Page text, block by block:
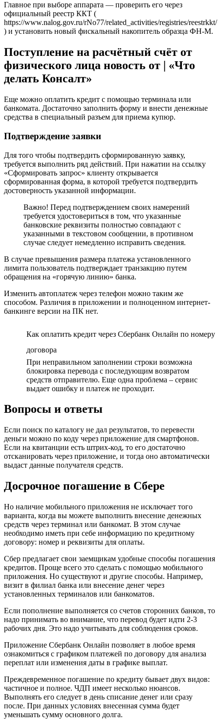
Главное при выборе аппарата — проверить его через
официальный реестр ККТ (
https://www.nalog.gov.ru/rNo77/related_activities/registries/reestrkkt/
) и установить новый фискальный накопитель образца ФН-М.
Поступление на расчётный счёт от
физического лица новость от | «Что
делать Консалт»
Еще можно оплатить кредит с помощью терминала или
банкомата. Достаточно заполнить форму и внести денежные
средства в специальный разъем для приема купюр.
Подтверждение заявки
Для того чтобы подтвердить сформированную заявку,
требуется выполнить ряд действий. При нажатии на ссылку
«Сформировать запрос» клиенту открывается
сформированная форма, в которой требуется подтвердить
достоверность указанной информации.
Важно! Перед подтверждением своих намерений
требуется удостовериться в том, что указанные
банковские реквизиты полностью совпадают с
указанными в текстовом сообщении, в противном
случае следует немедленно исправить сведения.
В случае превышения размера платежа установленного
лимита пользователь подтверждает транзакцию путем
обращения на «горячую линию» банка.
Изменить автоплатеж через телефон можно таким же
способом. Различия в приложении и полноценном интернет-
банкинге версии на ПК нет.
Как оплатить кредит через Сбербанк Онлайн по номеру
договора
При неправильном заполнении строки возможна
блокировка перевода с последующим возвратом
средств отправителю. Еще одна проблема – сервис
выдает ошибку и платеж не проходит.
Вопросы и ответы
Если поиск по каталогу не дал результатов, то перевести
деньги можно по коду через приложение для смартфонов.
Если на квитанции есть штрих-код, то его достаточно
отсканировать через приложение, и тогда оно автоматически
выдаст данные получателя средств.
Досрочное погашение в Сбере
Но наличие мобильного приложения не исключает того
варианта, когда вы можете выполнить внесение денежных
средств через терминал или банкомат. В этом случае
необходимо иметь при себе информацию по кредитному
договору: номер и реквизиты для оплаты.
Сбер предлагает свои заемщикам удобные способы погашения
кредитов. Проще всего это сделать с помощью мобильного
приложения. Но существуют и другие способы. Например,
визит в филиал банка или внесение денег через
установленных терминалов или банкоматов.
Если пополнение выполняется со счетов сторонних банков, то
надо принимать во внимание, что перевод будет идти 2-3
рабочих дня. Это надо учитывать для соблюдения сроков.
Приложение Сбербанк Онлайн позволяет в любое время
ознакомиться с графиком платежей по договору для анализа
переплат или изменения даты в графике выплат.
Преждевременное погашение по кредиту бывает двух видов:
частичное и полное. ЧДП имеет несколько нюансов.
Выполнять его следует в день списание денег или сразу
после. При данных условиях внесенная сумма будет
уменьшать сумму основного долга.